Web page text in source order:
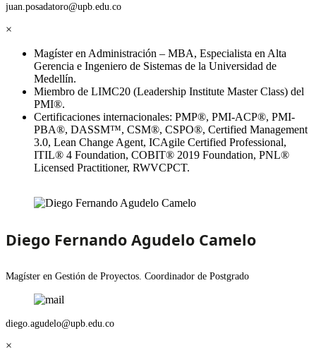
juan.posadatoro@upb.edu.co
×
Magíster en Administración – MBA, Especialista en Alta
Gerencia e Ingeniero de Sistemas de la Universidad de
Medellín.
Miembro de LIMC20 (Leadership Institute Master Class) del
PMI®.
Certificaciones internacionales: PMP®, PMI-ACP®, PMI-
PBA®, DASSM™, CSM®, CSPO®, Certified Management
3.0, Lean Change Agent, ICAgile Certified Professional,
ITIL® 4 Foundation, COBIT® 2019 Foundation, PNL®
Licensed Practitioner, RWVCPCT.
Diego Fernando Agudelo Camelo
Magíster en Gestión de Proyectos. Coordinador de Postgrado
diego.agudelo@upb.edu.co
×